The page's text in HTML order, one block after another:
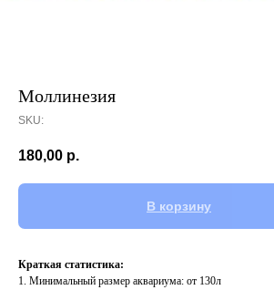
Моллинезия
SKU:
180,00 р.
В корзину
Краткая статистика:
1. Минимальный размер аквариума: от 130л